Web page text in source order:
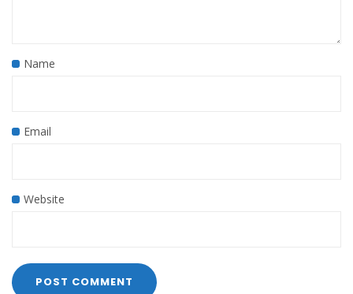
Name
Email
Website